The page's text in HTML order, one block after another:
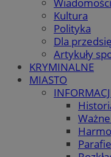
Kultura
Polityka
Dla
Artykuły
KRYMINALNE
MIASTO